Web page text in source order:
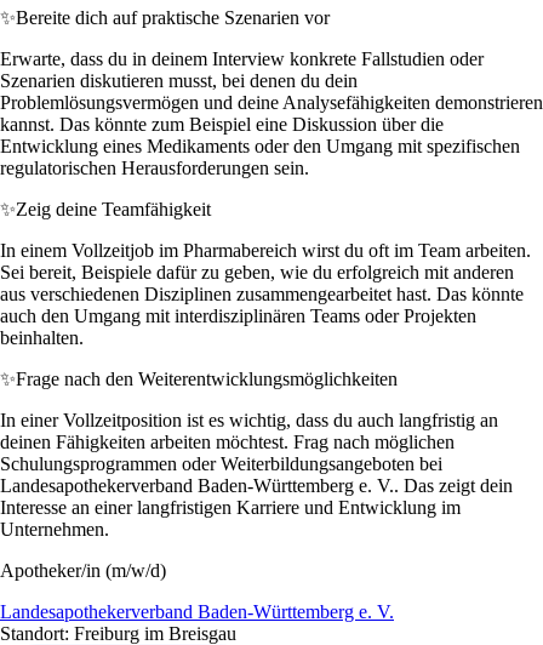
✨Bereite dich auf praktische Szenarien vor
Erwarte, dass du in deinem Interview konkrete Fallstudien oder
Szenarien diskutieren musst, bei denen du dein
Problemlösungsvermögen und deine Analysefähigkeiten demonstrieren
kannst. Das könnte zum Beispiel eine Diskussion über die
Entwicklung eines Medikaments oder den Umgang mit spezifischen
regulatorischen Herausforderungen sein.
✨Zeig deine Teamfähigkeit
In einem Vollzeitjob im Pharmabereich wirst du oft im Team arbeiten.
Sei bereit, Beispiele dafür zu geben, wie du erfolgreich mit anderen
aus verschiedenen Disziplinen zusammengearbeitet hast. Das könnte
auch den Umgang mit interdisziplinären Teams oder Projekten
beinhalten.
✨Frage nach den Weiterentwicklungsmöglichkeiten
In einer Vollzeitposition ist es wichtig, dass du auch langfristig an
deinen Fähigkeiten arbeiten möchtest. Frag nach möglichen
Schulungsprogrammen oder Weiterbildungsangeboten bei
Landesapothekerverband Baden-Württemberg e. V.. Das zeigt dein
Interesse an einer langfristigen Karriere und Entwicklung im
Unternehmen.
Apotheker/in (m/w/d)
Landesapothekerverband Baden-Württemberg e. V.
Standort: Freiburg im Breisgau